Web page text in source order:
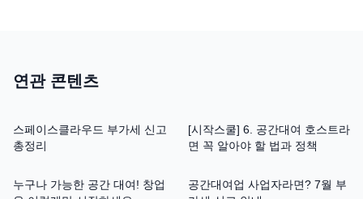
연관 콘텐츠
스페이스클라우드 부가세 신고
총정리
[시작스쿨] 6. 공간대여 호스트라
면 꼭 알아야 할 법과 정책
누구나 가능한 공간 대여! 창업
공간대여업 사업자라면? 7월 부